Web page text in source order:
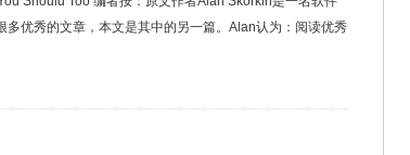
优秀的文章，本文是其中的另一篇。Alan认为：阅读优秀